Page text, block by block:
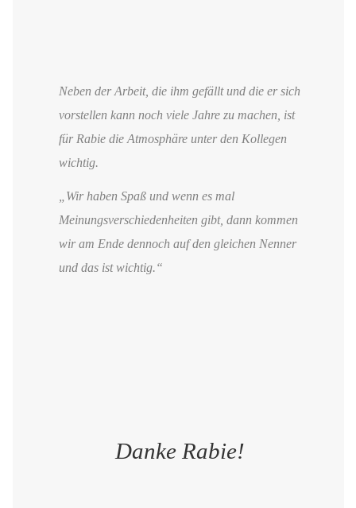
Neben der Arbeit, die ihm gefällt und die er sich
vorstellen kann noch viele Jahre zu machen, ist
für Rabie die Atmosphäre unter den Kollegen
wichtig.
„Wir haben Spaß und wenn es mal
Meinungsverschiedenheiten gibt, dann kommen
wir am Ende dennoch auf den gleichen Nenner
und das ist wichtig.“
Danke Rabie!